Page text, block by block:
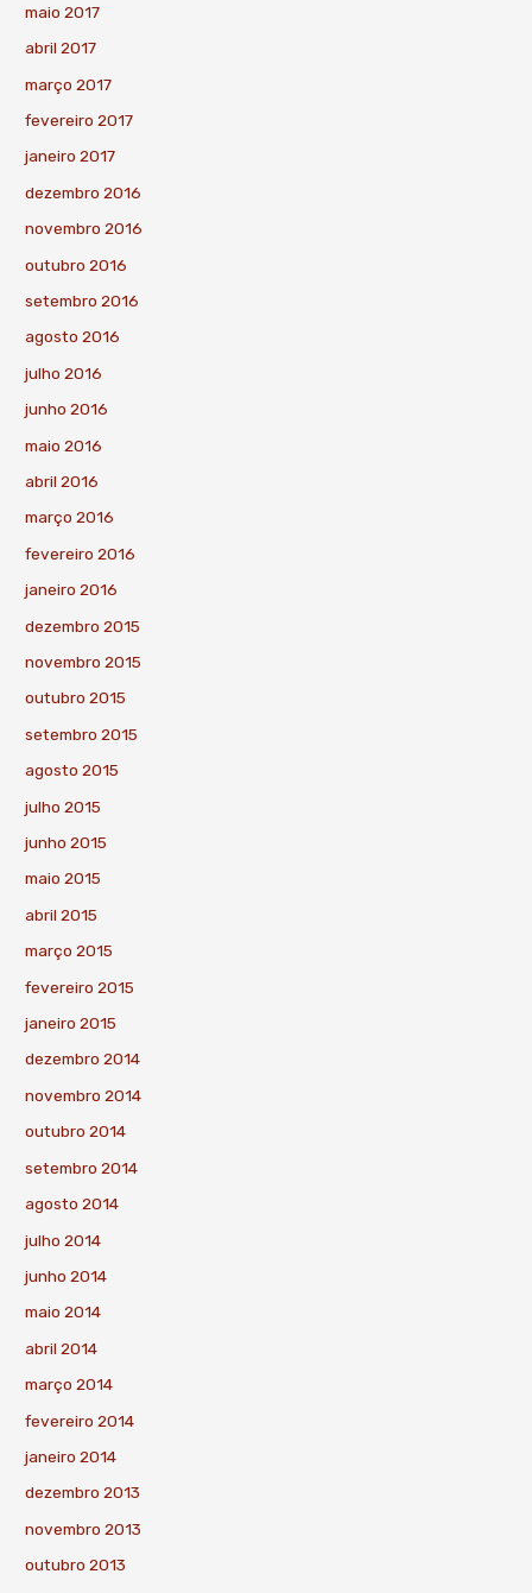
maio 2017
abril 2017
março 2017
fevereiro 2017
janeiro 2017
dezembro 2016
novembro 2016
outubro 2016
setembro 2016
agosto 2016
julho 2016
junho 2016
maio 2016
abril 2016
março 2016
fevereiro 2016
janeiro 2016
dezembro 2015
novembro 2015
outubro 2015
setembro 2015
agosto 2015
julho 2015
junho 2015
maio 2015
abril 2015
março 2015
fevereiro 2015
janeiro 2015
dezembro 2014
novembro 2014
outubro 2014
setembro 2014
agosto 2014
julho 2014
junho 2014
maio 2014
abril 2014
março 2014
fevereiro 2014
janeiro 2014
dezembro 2013
novembro 2013
outubro 2013